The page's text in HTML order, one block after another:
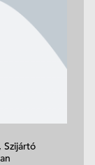
Szijártó